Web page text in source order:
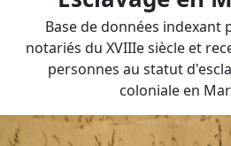
Base de données indexant
notariés du XVIIIe siècle et
personnes au statut
coloniale en